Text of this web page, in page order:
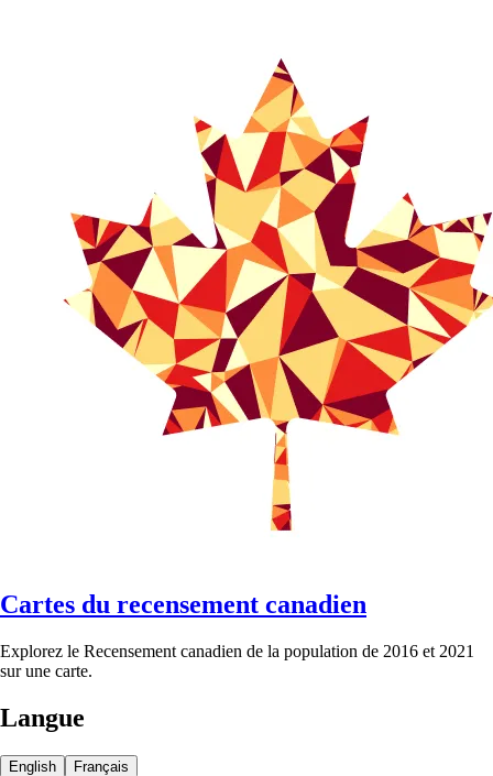
Cartes du recensement canadien
Explorez le Recensement canadien de la population de 2016 et 2021
sur une carte.
Langue
English Français